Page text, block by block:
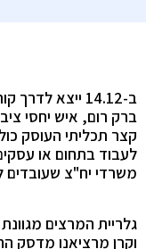
ב-14.12 ייצא
ברק רום, איש יחסי
קצר תכליתי העוסק
לעבוד בתחום או
משרדי יח"צ שעובדים
גלריית המרצים